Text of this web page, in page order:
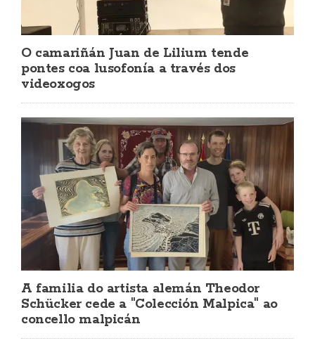
O camariñán Juan de Lilium tende
pontes coa lusofonía a través dos
videoxogos
A familia do artista alemán Theodor
Schücker cede a "Colección Malpica" ao
concello malpicán